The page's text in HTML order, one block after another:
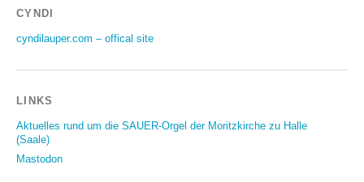
CYNDI
cyndilauper.com – offical site
LINKS
Aktuelles rund um die SAUER-Orgel der Moritzkirche zu Halle
(Saale)
Mastodon